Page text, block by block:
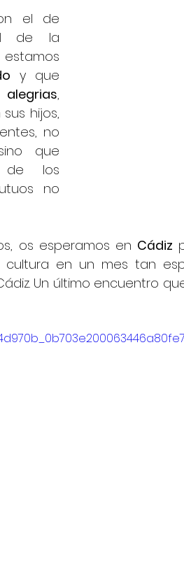
de la
y que
,
hijos,
no
que
de los
no
os esperamos en Cádiz
cultura en un mes tan
Un último encuentro